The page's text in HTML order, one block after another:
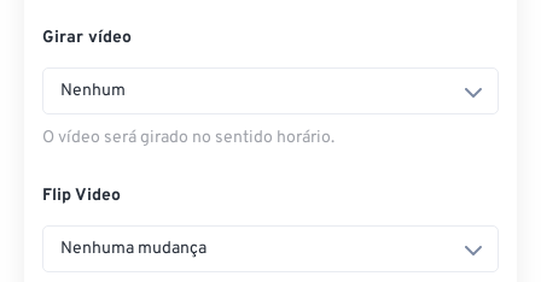
Girar vídeo
Nenhum
O vídeo será girado no sentido horário.
Flip Video
Nenhuma mudança